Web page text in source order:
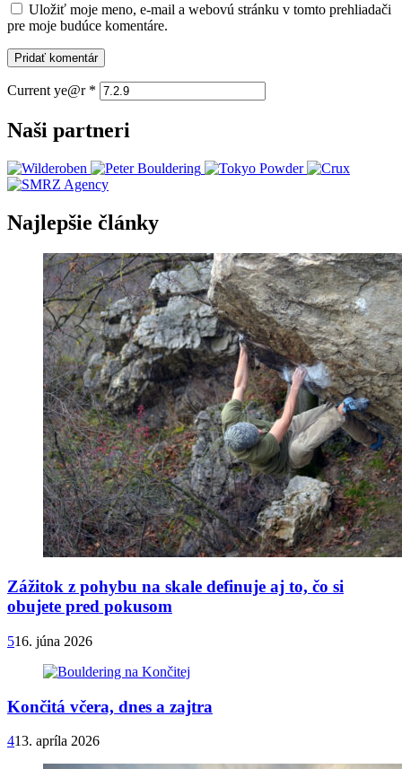
Uložiť moje meno, e-mail a webovú stránku v tomto prehliadači
pre moje budúce komentáre.
Current ye@r *
Naši partneri
Najlepšie články
Zážitok z pohybu na skale definuje aj to, čo si
obujete pred pokusom
516. júna 2026
Končitá včera, dnes a zajtra
413. apríla 2026